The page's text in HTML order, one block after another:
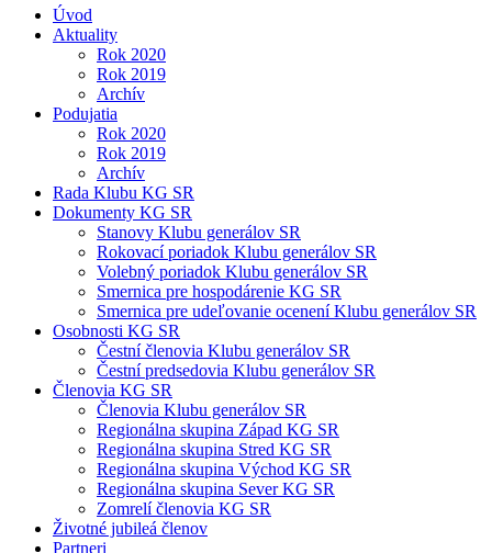
Úvod
Aktuality
Rok 2020
Rok 2019
Archív
Podujatia
Rok 2020
Rok 2019
Archív
Rada Klubu KG SR
Dokumenty KG SR
Stanovy Klubu generálov SR
Rokovací poriadok Klubu generálov SR
Volebný poriadok Klubu generálov SR
Smernica pre hospodárenie KG SR
Smernica pre udeľovanie ocenení Klubu generálov SR
Osobnosti KG SR
Čestní členovia Klubu generálov SR
Čestní predsedovia Klubu generálov SR
Členovia KG SR
Členovia Klubu generálov SR
Regionálna skupina Západ KG SR
Regionálna skupina Stred KG SR
Regionálna skupina Východ KG SR
Regionálna skupina Sever KG SR
Zomrelí členovia KG SR
Životné jubileá členov
Partneri